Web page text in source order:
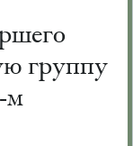
группу
м